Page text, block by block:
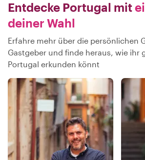
Entdecke Portugal mit
deiner Wahl
Erfahre mehr über die persönlichen
Gastgeber und finde heraus, wie ihr
Portugal erkunden könnt